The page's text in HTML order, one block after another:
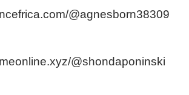
@agnesborn38309
@shondaponinski